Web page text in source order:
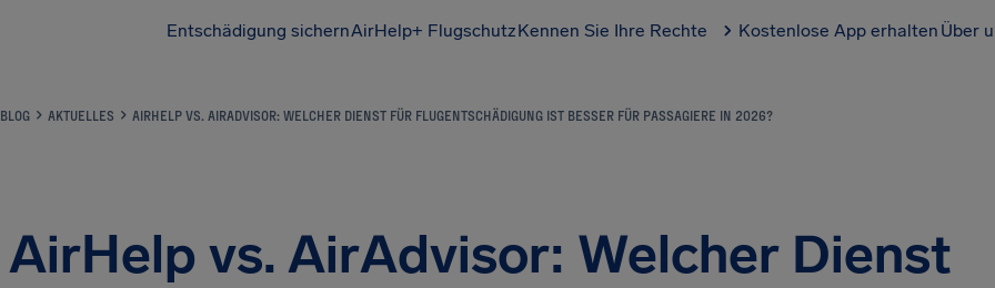
Entschädigung sichernAirHelp+ FlugschutzKennen Sie Ihre Rechte Kostenlose App erhalten Über
BLOG AKTUELLES AIRHELP VS. AIRADVISOR: WELCHER DIENST FÜR FLUGENTSCHÄDIGUNG IST BESSER FÜR PASSAGIERE IN 2026?
AirHelp vs. AirAdvisor: Welcher Dienst